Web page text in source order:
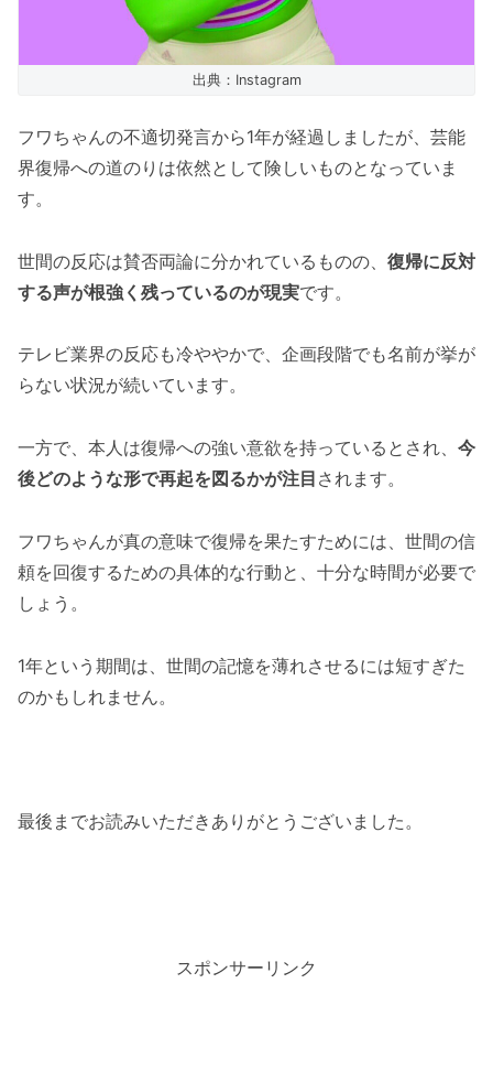
出典：Instagram
フワちゃんの不適切発言から1年が経過しましたが、芸能
界復帰への道のりは依然として険しいものとなっていま
す。
世間の反応は賛否両論に分かれているものの、 復帰に反対
する声が根強く残っているのが現実です。
テレビ業界の反応も冷ややかで、企画段階でも名前が挙が
らない状況が続いています。
一方で、本人は復帰への強い意欲を持っているとされ、 今
後どのような形で再起を図るかが注目 されます。
フワちゃんが真の意味で復帰を果たすためには、世間の信
頼を回復するための具体的な行動と、十分な時間が必要で
しょう。
1年という期間は、世間の記憶を薄れさせるには短すぎた
のかもしれません。
最後までお読みいただきありがとうございました。
スポンサーリンク